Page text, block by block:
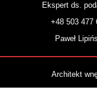
Ekspert ds.
+48 503 477
Paweł
Architekt